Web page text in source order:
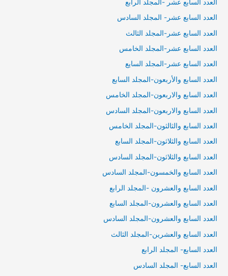
العدد السابع عشر -المجلد الرابع
العدد السابع عشر- المجلد السادس
العدد السابع عشر-المجلد الثالث
العدد السابع عشر-المجلد الخامس
العدد السابع عشر-المجلد السايع
العدد السابع والأربعون-المجلد السابع
العدد السابع والاربعون-المجلد الخامس
العدد السابع والاربعون-المجلد السادس
العدد السابع والثالثون-المجلد الخامس
العدد السابع والثلاثون-المجلد السابع
العدد السابع والثلاثون-المجلد السادس
العدد السابع والخمسون-المجلد السادس
العدد السابع والعشرون -المجلد الرابع
العدد السابع والعشرون-المجلد السابع
العدد السابع والعشرون-المجلد السادس
العدد السابع والعشرين-المجلد الثالث
العدد السابع- المجلد الرابع
العدد السابع- المجلد السادس